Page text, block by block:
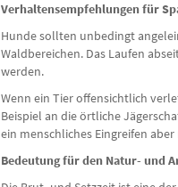
Verhaltensempfehlungen für
Hunde sollten unbedingt
Waldbereichen. Das Laufen
werden.
Wenn ein Tier offensichtlich
Beispiel an die örtliche
ein menschliches Eingreifen
Bedeutung für den Natur- und